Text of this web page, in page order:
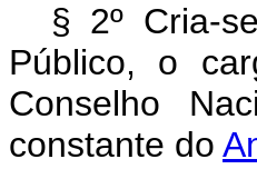
§ 2º Cria-
Público, o
Conselho
constante do